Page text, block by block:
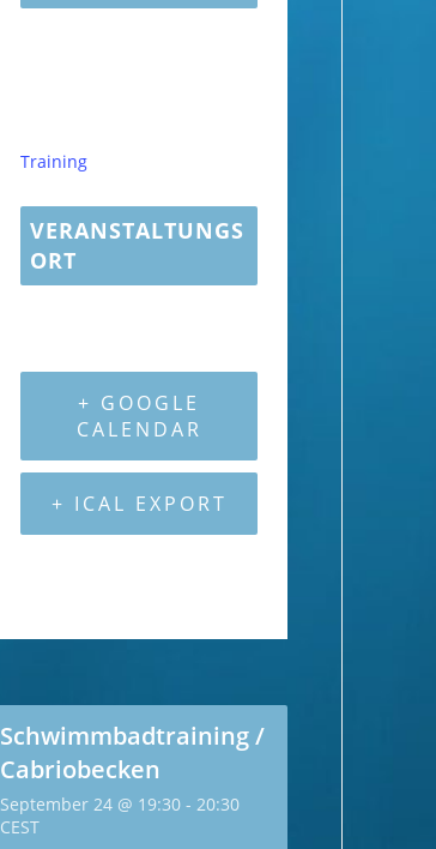
Training
VERANSTALTUNGS
ORT
+ GOOGLE
CALENDAR
+ ICAL EXPORT
Schwimmbadtraining /
Cabriobecken
September 24 @ 19:30 -20:30
CEST